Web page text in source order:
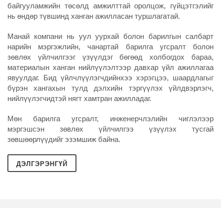
байгууламжийн төсөлд амжилттай оролцож, гүйцэтгэлийг
нь өндөр түвшинд ханган ажилласан туршлагатай.
Манай компани нь уул уурхай болон барилгын салбарт
нарийн мэргэжлийн, чанартай барилга угсралт болон
зөвлөх үйлчилгээг үзүүлдэг бөгөөд холбогдох бараа,
материалын ханган нийлүүлэлтээр давхар үйл ажиллагаа
явуулдаг. Бид үйлчлүүлэгчдийнхээ хэрэгцээ, шаардлагыг
бүрэн хангахын тулд дэлхийн тэргүүлэх үйлдвэрлэгч,
нийлүүлэгчидтэй нягт хамтран ажилладаг.
Мөн барилга угсралт, инженерчлэлийн чиглэлээр
мэргэшсэн зөвлөх үйлчилгээ үзүүлэх тусгай
зөвшөөрлүүдийг эзэмшиж байна.
ДЭЛГЭРЭНГҮЙ